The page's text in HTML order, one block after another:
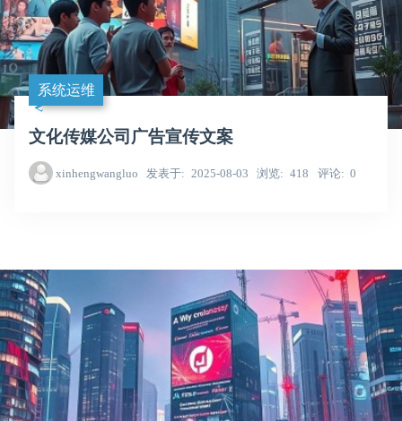
系统运维
文化传媒公司广告宣传文案
xinhengwangluo 发表于 2025-08-03 浏览 418 评论 0